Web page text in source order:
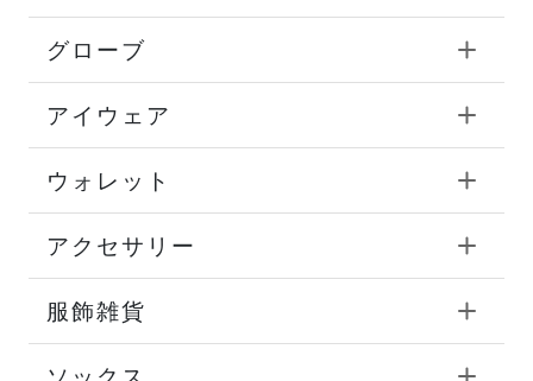
グローブ
アイウェア
ウォレット
アクセサリー
服飾雑貨